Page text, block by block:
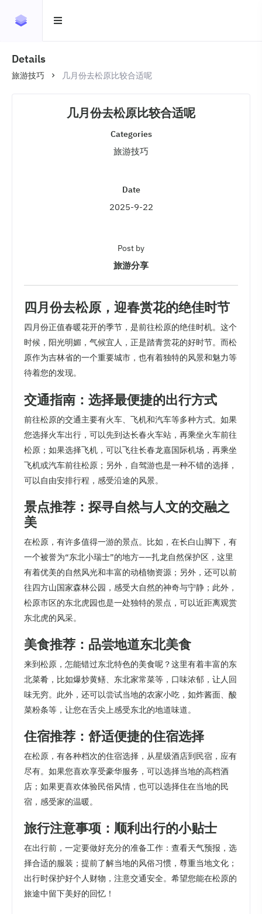
Details
旅游技巧 几月份去松原比较合适呢
几月份去松原比较合适呢
Categories
旅游技巧
Date
2025-9-22
Post by
旅游分享
四月份去松原，迎春赏花的绝佳时节
四月份正值春暖花开的季节，是前往松原的绝佳时机。这个
时候，阳光明媚，气候宜人，正是踏青赏花的好时节。而松
原作为吉林省的一个重要城市，也有着独特的风景和魅力等
待着您的发现。
交通指南：选择最便捷的出行方式
前往松原的交通主要有火车、飞机和汽车等多种方式。如果
您选择火车出行，可以先到达长春火车站，再乘坐火车前往
松原；如果选择飞机，可以飞往长春龙嘉国际机场，再乘坐
飞机或汽车前往松原；另外，自驾游也是一种不错的选择，
可以自由安排行程，感受沿途的风景。
景点推荐：探寻自然与人文的交融之
美
在松原，有许多值得一游的景点。比如，在长白山脚下，有
一个被誉为“东北小瑞士”的地方——扎龙自然保护区，这里
有着优美的自然风光和丰富的动植物资源；另外，还可以前
往四方山国家森林公园，感受大自然的神奇与宁静；此外，
松原市区的东北虎园也是一处独特的景点，可以近距离观赏
东北虎的风采。
美食推荐：品尝地道东北美食
来到松原，怎能错过东北特色的美食呢？这里有着丰富的东
北菜肴，比如爆炒黄鳝、东北家常菜等，口味浓郁，让人回
味无穷。此外，还可以尝试当地的农家小吃，如炸酱面、酸
菜粉条等，让您在舌尖上感受东北的地道味道。
住宿推荐：舒适便捷的住宿选择
在松原，有各种档次的住宿选择，从星级酒店到民宿，应有
尽有。如果您喜欢享受豪华服务，可以选择当地的高档酒
店；如果更喜欢体验民俗风情，也可以选择住在当地的民
宿，感受家的温暖。
旅行注意事项：顺利出行的小贴士
在出行前，一定要做好充分的准备工作：查看天气预报，选
择合适的服装；提前了解当地的风俗习惯，尊重当地文化；
出行时保护好个人财物，注意交通安全。希望您能在松原的
旅途中留下美好的回忆！